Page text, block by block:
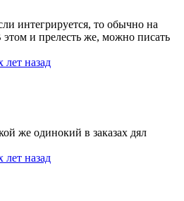
интегрируется, то обычно на
этом и прелесть же, можно писать
лет назад
же одинокий в заказах дял
лет назад